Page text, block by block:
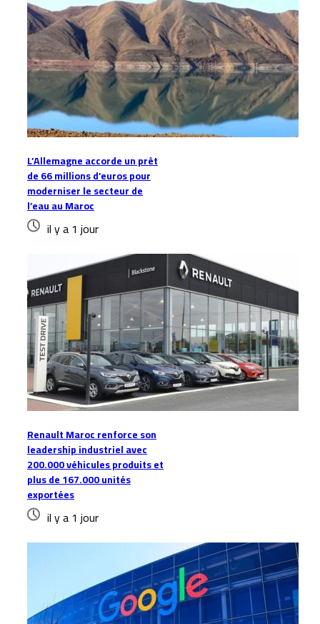
L’Allemagne accorde un prêt
de 66 millions d’euros pour
moderniser le secteur de
l’eau au Maroc
il y a 1 jour
Renault Maroc renforce son
leadership industriel avec
200.000 véhicules produits et
plus de 167.000 unités
exportées
il y a 1 jour